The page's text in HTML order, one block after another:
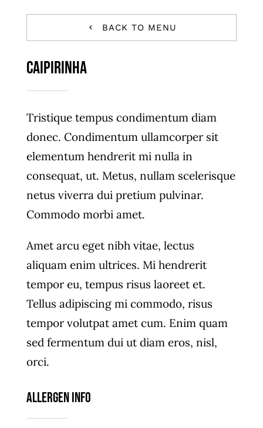
BACK TO MENU
Caipirinha
Tristique tempus condimentum diam
donec. Condimentum ullamcorper sit
elementum hendrerit mi nulla in
consequat, ut. Metus, nullam scelerisque
netus viverra dui pretium pulvinar.
Commodo morbi amet.
Amet arcu eget nibh vitae, lectus
aliquam enim ultrices. Mi hendrerit
tempor eu, tempus risus laoreet et.
Tellus adipiscing mi commodo, risus
tempor volutpat amet cum. Enim quam
sed fermentum dui ut diam eros, nisl,
orci.
Allergen Info